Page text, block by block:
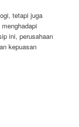
tetapi juga
ini, perusahaan
kepuasan